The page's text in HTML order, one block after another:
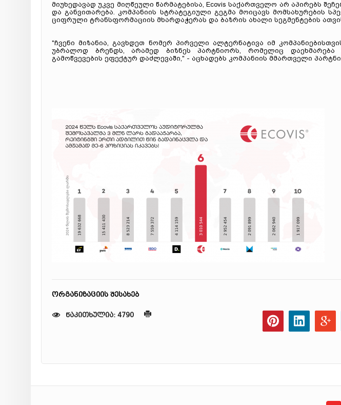
მიუხედავად უკვე მიღწეული წარმატებისა, Ecovis საქართველო არ აპირებს
და განვითარება. კომპანიის სტრატეგიული გეგმა მოიცავს მომსახურების
ციფრული ტრანსფორმაციის მხარდაჭერას და ბაზრის ახალი სეგმენტების
"ჩვენი მიზანია, გავხდეთ ნომერ პირველი ალტერნატივა იმ
უბრალოდ ბრენდს, არამედ ბიზნეს პარტნიორს, რომელიც დაეხმარება
გამოწვევების ეფექტურ დაძლევაში," - აცხადებს კომპანიის მმართველი
ორგანიზაციის შესახებ
წაკითხულია: 4790